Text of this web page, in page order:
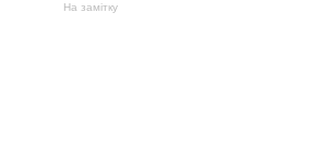
На замітку